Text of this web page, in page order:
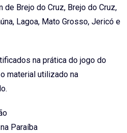
Brejo do Cruz, Brejo do Cruz,
Lagoa, Mato Grosso, Jericó e
na prática do jogo do
material utilizado na
Paraíba